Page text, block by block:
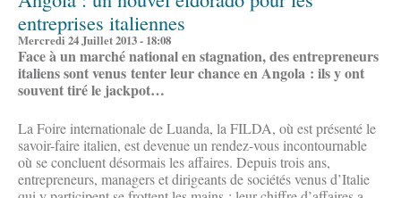
entreprises italiennes
Mercredi 24 Juillet 2013 - 18:08
Face à un marché national en stagnation, des entrepreneurs
italiens sont venus tenter leur chance en Angola : ils y ont
souvent tiré le jackpot…
La Foire internationale de Luanda, la FILDA, où est présenté le
savoir-faire italien, est devenue un rendez-vous incontournable
où se concluent désormais les affaires. Depuis trois ans,
entrepreneurs, managers et dirigeants de sociétés venus d’Italie